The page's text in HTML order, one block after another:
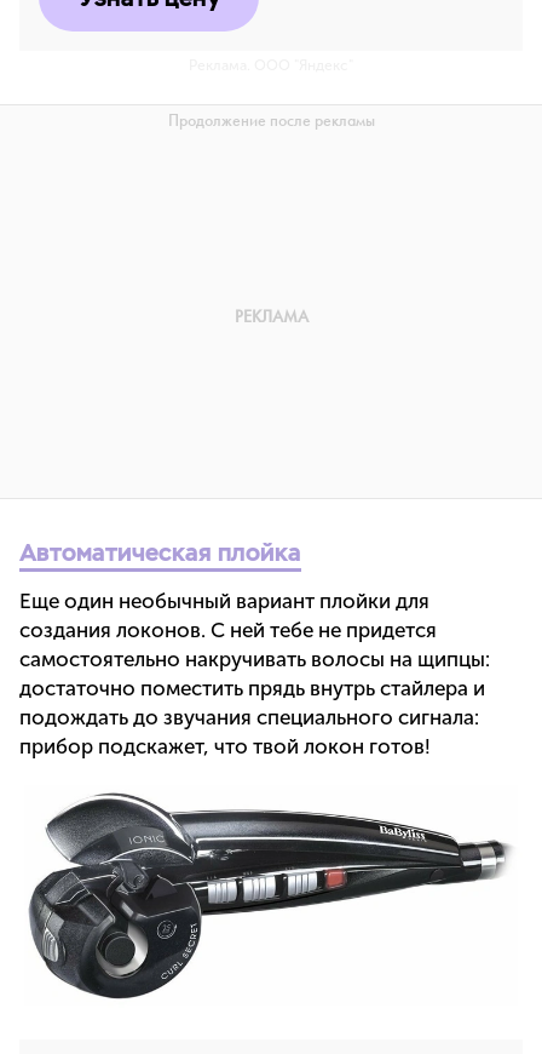
Автоматическая плойка
Еще один необычный вариант плойки для
создания локонов. С ней тебе не придется
самостоятельно накручивать волосы на щипцы:
достаточно поместить прядь внутрь стайлера и
подождать до звучания специального сигнала:
прибор подскажет, что твой локон готов!